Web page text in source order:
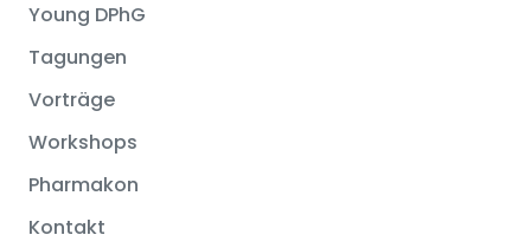
Young DPhG
Tagungen
Vorträge
Workshops
Pharmakon
Kontakt